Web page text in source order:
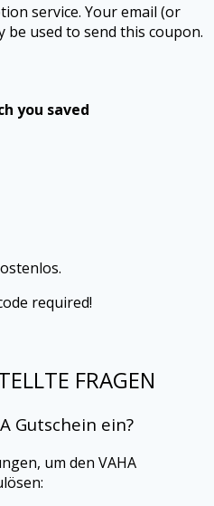
service. Your email (or
used to send this coupon.
you saved
required!
FRAGEN
Gutschein ein?
um den VAHA